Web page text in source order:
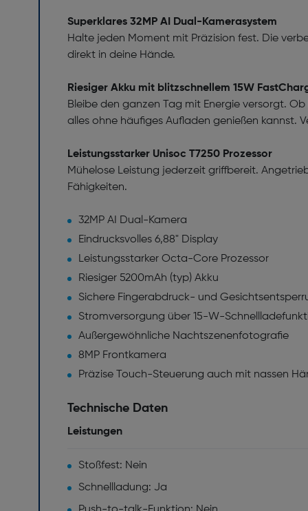
Superklares 32MP AI Dual-Kamerasystem
Halte jeden Moment mit Präzision fest. Die
direkt in deine Hände.
Riesiger Akku mit blitzschnellem 15W
Bleibe den ganzen Tag mit Energie versorgt.
alles ohne häufiges Aufladen genießen kannst.
Leistungsstarker Unisoc T7250 Prozessor
Mühelose Leistung jederzeit griffbereit.
Fähigkeiten.
32MP AI Dual-Kamera
Eindrucksvolles 6,88" Display
Leistungsstarker Octa-Core Prozessor
Riesiger 5200mAh (typ) Akku
Sichere Fingerabdruck- und
Stromversorgung über 15-W-
Außergewöhnliche Nachtszenenfotografie
8MP Frontkamera
Präzise Touch-Steuerung auch mit nassen
Technische Daten
Leistungen
Stoßfest: Nein
Schnellladung: Ja